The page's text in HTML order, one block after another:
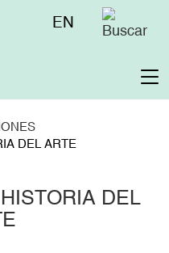
Menú
EN
DEL ARTE
DEL